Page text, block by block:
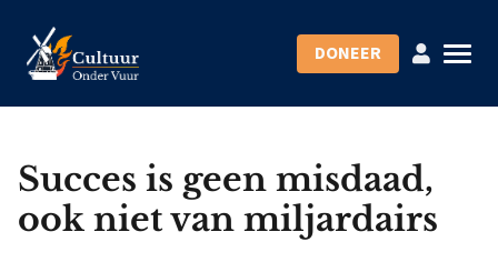
DONEER
Succes is geen misdaad,
ook niet van miljardairs